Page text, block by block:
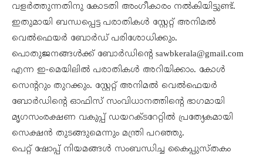
വളർത്തുന്നതിനു കോടതി അംഗീകാരം നൽകിയിട്ടുണ്ട്.
ഇതുമായി ബന്ധപ്പെട്ട പരാതികൾ സ്റ്റേറ്റ് അനിമൽ
വെൽഫെയർ ബോർഡ് പരിശോധിക്കും.
പൊതുജനങ്ങൾക്ക് ബോർഡിന്റെ sawbkerala@gmail.com
എന്ന ഇ-മെയിലിൽ പരാതികൾ അറിയിക്കാം. കോൾ
സെന്ററും തുറക്കും. സ്റ്റേറ്റ് അനിമൽ വെൽഫെയർ
ബോർഡിന്റെ ഓഫിസ് സംവിധാനത്തിന്റെ ഭാഗമായി
മൃഗസംരക്ഷണ വകുപ്പ് ഡയറക്ടറേറ്റിൽ പ്രത്യേകമായി
സെക്ഷൻ തുടങ്ങുമെന്നും മന്ത്രി പറഞ്ഞു.
പെറ്റ് ഷോപ്പ് നിയമങ്ങൾ സംബന്ധിച്ച കൈപ്പുസ്തകം